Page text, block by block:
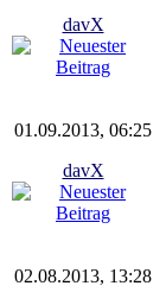
davX
01.09.2013, 06:25
davX
02.08.2013, 13:28